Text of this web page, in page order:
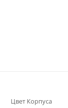
Цвет Корпуса